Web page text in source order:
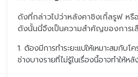
ดังที่กล่าวไปว่าหลังคาชิงเกิ้ลรูฟ ห
ดังนั้นนี่จึงเป็นความสำคัญของการ
1. ต้องมีการทำระยะแปให้เหมาะสมกับ
ช่างบางรายที่ไม่รู้ในเรื่องนี้อาจทำให้